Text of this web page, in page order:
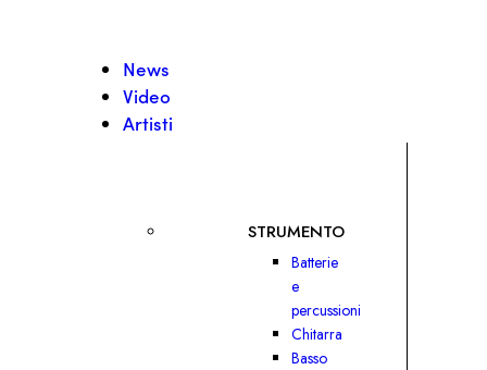
News
Video
Artisti
STRUMENTO
Batterie
e
percussioni
Chitarra
Basso